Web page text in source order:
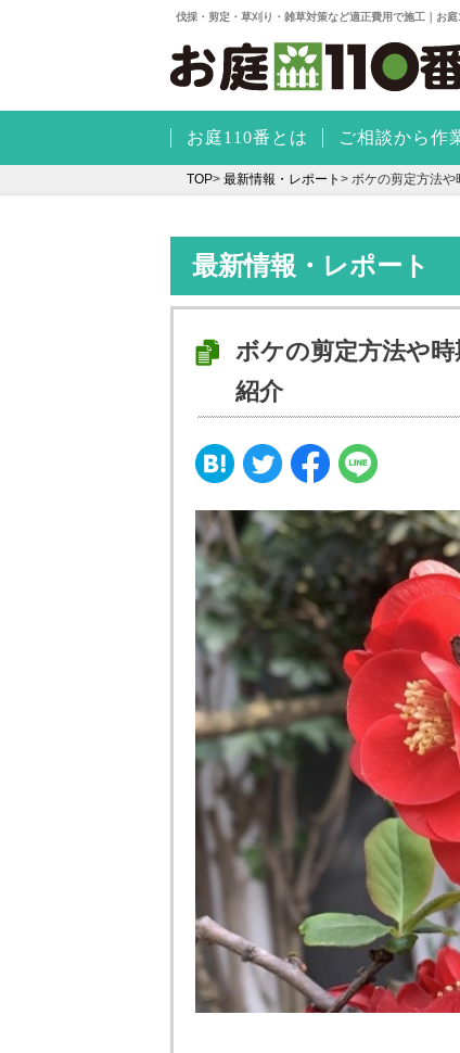
伐採・剪定・草刈り・雑草対策など適正費用で施工｜お
お庭110番とは ご相談から作
TOP> 最新情報・レポート > ボケの剪定方法
最新情報・レポート
ボケの剪定方法や
紹介